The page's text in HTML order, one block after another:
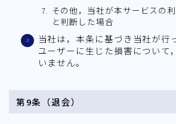
その他，当社が本サービスの
と判断した場合
当社は，本条に基づき当社が行
ユーザーに生じた損害について
いません。
第9条（退会）